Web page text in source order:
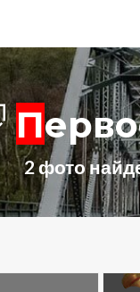
2 фото